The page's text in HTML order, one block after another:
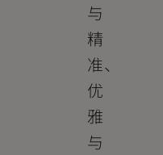
与
精
准、
优
雅
与